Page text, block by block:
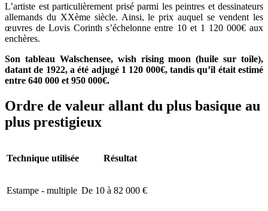
L’artiste est particulièrement prisé parmi les peintres et dessinateurs
allemands du XXème siècle. Ainsi, le prix auquel se vendent les
œuvres de Lovis Corinth s’échelonne entre 10 et 1 120 000€ aux
enchères.
Son tableau Walschensee, wish rising moon (huile sur toile),
datant de 1922, a été adjugé 1 120 000€, tandis qu’il était estimé
entre 640 000 et 950 000€.
Ordre de valeur allant du plus basique au
plus prestigieux
Technique utilisée Résultat
Estampe - multiple De 10 à 82 000 €